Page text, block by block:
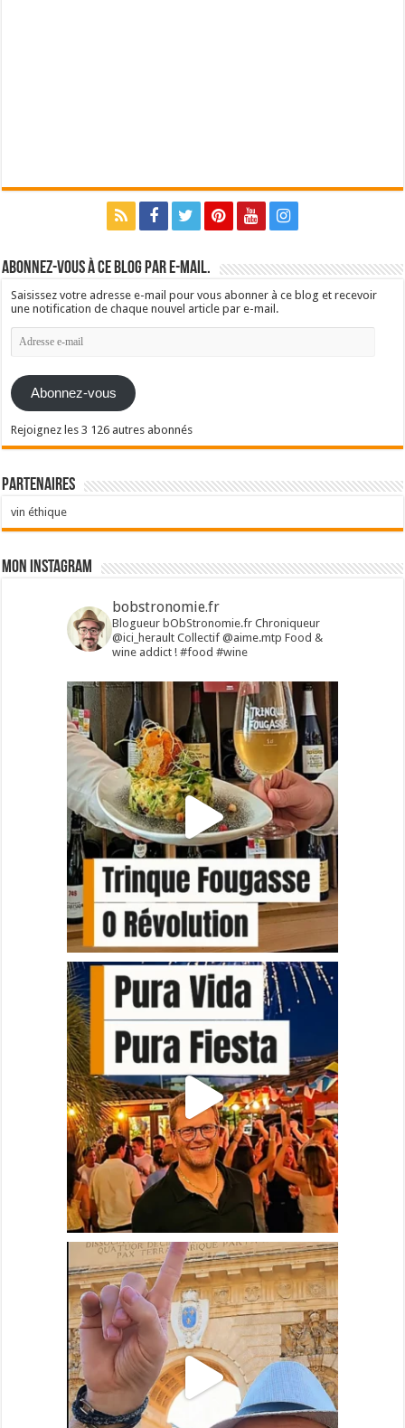
Abonnez-vous à ce blog par e-mail.
Saisissez votre adresse e-mail pour vous abonner à ce blog et recevoir
une notification de chaque nouvel article par e-mail.
Adresse
e-
Abonnez-vous
Rejoignez les 3 126 autres abonnés
Partenaires
vin éthique
Mon Instagram
bobstronomie.fr
Blogueur bObStronomie.fr Chroniqueur
@ici_heraultCollectif @aime.mtp Food &
wine addict !#food #wine